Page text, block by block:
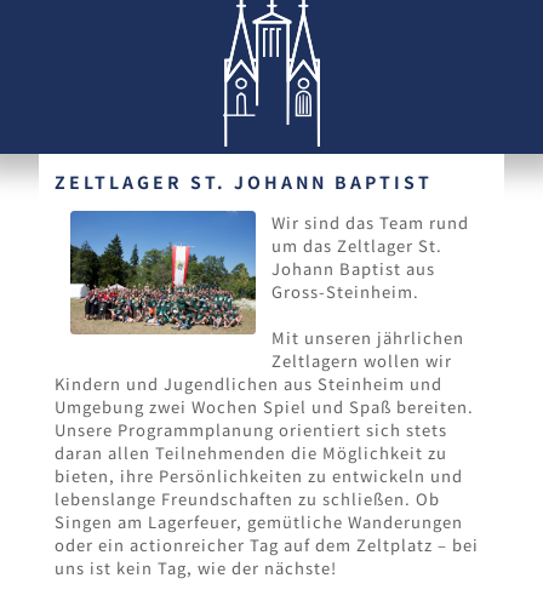
ZELTLAGER ST. JOHANN BAPTIST
Wir sind das Team rund
um das Zeltlager St.
Johann Baptist aus
Gross-Steinheim.
Mit unseren jährlichen
Zeltlagern wollen wir
Kindern und Jugendlichen aus Steinheim und
Umgebung zwei Wochen Spiel und Spaß bereiten.
Unsere Programmplanung orientiert sich stets
daran allen Teilnehmenden die Möglichkeit zu
bieten, ihre Persönlichkeiten zu entwickeln und
lebenslange Freundschaften zu schließen. Ob
Singen am Lagerfeuer, gemütliche Wanderungen
oder ein actionreicher Tag auf dem Zeltplatz – bei
uns ist kein Tag, wie der nächste!